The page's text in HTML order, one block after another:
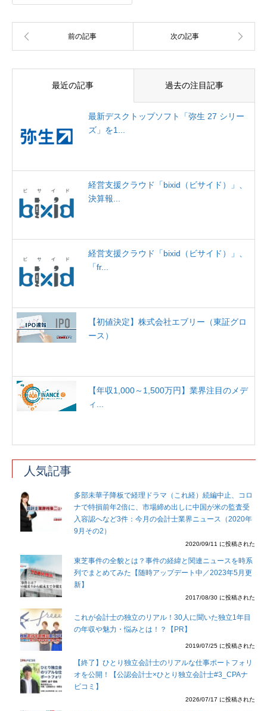
最近の記事 過去の注目記事
最新デスクトップソフト「弥生 27 シリー
ズ」を1...
経営支援クラウド「bixid（ビサイド）」、
決算報...
経営支援クラウド「bixid（ビサイド）」、
「fr...
【初値決定】株式会社エブリー（東証グロ
ース）
【年収1,000～1,500万円】業界注目のメデ
ィ...
人気記事
多部未華子降板で経理ドラマ（これ経）続編中止、コロ
ナで特損前年2倍に、市場締め出しに中国が米の監査受
入容認へなど3件：今月の会計士業界ニュース（2020年
9月その2）
2020/09/11 に投稿された
東芝事件の全貌とは？事件の経緯と関連ニュースを時系
列でまとめてみた【随時アップデート中／2023年5月更
新】
2017/08/30 に投稿された
これが会計士の独立のリアル！30人に聞いた独立1年目
の年収や魅力・悩みとは！？【PR】
2019/07/25 に投稿された
【終了】ひとり独立会計士のリアルな仕事ポートフォリ
オを公開！【公認会計士×ひとり独立会計士#3_CPAナ
ビコミ】
2026/07/17 に投稿された